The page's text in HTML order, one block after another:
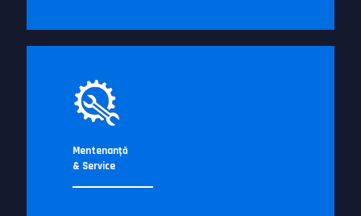
Mentenanţă
& Service